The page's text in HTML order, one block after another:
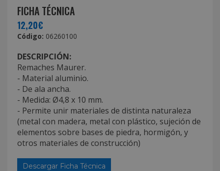
FICHA TÉCNICA
12,20€
Código: 06260100
DESCRIPCIÓN:
Remaches Maurer.
- Material aluminio.
- De ala ancha.
- Medida: Ø4,8 x 10 mm.
- Permite unir materiales de distinta naturaleza
(metal con madera, metal con plástico, sujeción de
elementos sobre bases de piedra, hormigón, y
otros materiales de construcción)
Descargar Ficha Técnica